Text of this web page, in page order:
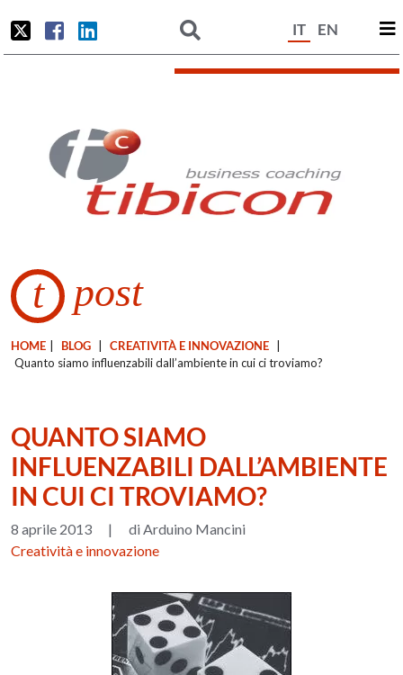
IT EN
t post
HOME BLOG CREATIVITÀ E INNOVAZIONE
Quanto siamo influenzabili dall’ambiente in cui ci troviamo?
QUANTO SIAMO
INFLUENZABILI DALL’AMBIENTE
IN CUI CI TROVIAMO?
8 aprile 2013 |
di Arduino Mancini
Creatività e innovazione